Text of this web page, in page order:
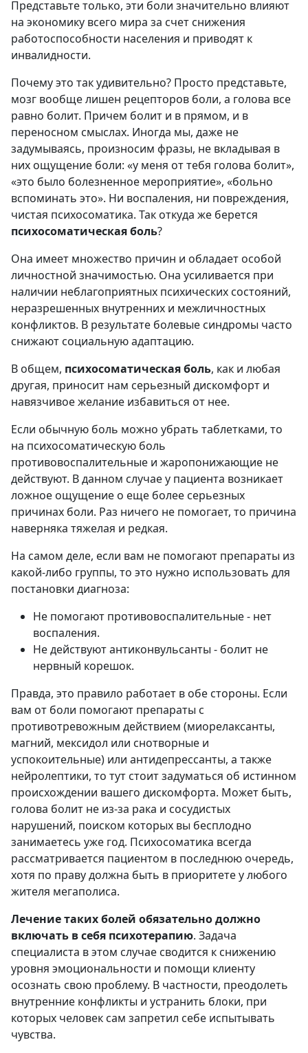
Представьте только, эти боли значительно влияют
на экономику всего мира за счет снижения
работоспособности населения и приводят к
инвалидности.
Почему это так удивительно? Просто представьте,
мозг вообще лишен рецепторов боли, а голова все
равно болит. Причем болит и в прямом, и в
переносном смыслах. Иногда мы, даже не
задумываясь, произносим фразы, не вкладывая в
них ощущение боли: «у меня от тебя голова болит»,
«это было болезненное мероприятие», «больно
вспоминать это». Ни воспаления, ни повреждения,
чистая психосоматика. Так откуда же берется
психосоматическая боль?
Она имеет множество причин и обладает особой
личностной значимостью. Она усиливается при
наличии неблагоприятных психических состояний,
неразрешенных внутренних и межличностных
конфликтов. В результате болевые синдромы часто
снижают социальную адаптацию.
В общем, психосоматическая боль, как и любая
другая, приносит нам серьезный дискомфорт и
навязчивое желание избавиться от нее.
Если обычную боль можно убрать таблетками, то
на психосоматическую боль
противовоспалительные и жаропонижающие не
действуют. В данном случае у пациента возникает
ложное ощущение о еще более серьезных
причинах боли. Раз ничего не помогает, то причина
наверняка тяжелая и редкая.
На самом деле, если вам не помогают препараты из
какой-либо группы, то это нужно использовать для
постановки диагноза:
Не помогают противовоспалительные - нет
воспаления.
Не действуют антиконвульсанты - болит не
нервный корешок.
Правда, это правило работает в обе стороны. Если
вам от боли помогают препараты с
противотревожным действием (миорелаксанты,
магний, мексидол или снотворные и
успокоительные) или антидепрессанты, а также
нейролептики, то тут стоит задуматься об истинном
происхождении вашего дискомфорта. Может быть,
голова болит не из-за рака и сосудистых
нарушений, поиском которых вы бесплодно
занимаетесь уже год. Психосоматика всегда
рассматривается пациентом в последнюю очередь,
хотя по праву должна быть в приоритете у любого
жителя мегаполиса.
Лечение таких болей обязательно должно
включать в себя психотерапию. Задача
специалиста в этом случае сводится к снижению
уровня эмоциональности и помощи клиенту
осознать свою проблему. В частности, преодолеть
внутренние конфликты и устранить блоки, при
которых человек сам запретил себе испытывать
чувства.